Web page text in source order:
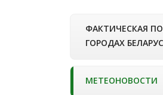
ФАКТИЧЕСКАЯ
ГОРОДАХ
МЕТЕОНОВОСТИ